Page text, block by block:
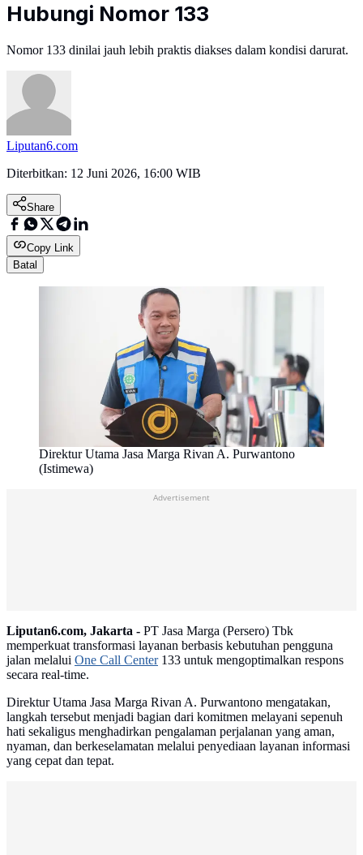
Hubungi Nomor 133
Nomor 133 dinilai jauh lebih praktis diakses dalam kondisi darurat.
Liputan6.com
Diterbitkan: 12 Juni 2026, 16:00 WIB
Share
Copy Link
Batal
Direktur Utama Jasa Marga Rivan A. Purwantono
(Istimewa)
Advertisement
Liputan6.com, Jakarta - PT Jasa Marga (Persero) Tbk
memperkuat transformasi layanan berbasis kebutuhan pengguna
jalan melalui One Call Center133 untuk mengoptimalkan respons
secara real-time.
Direktur Utama Jasa Marga Rivan A. Purwantono mengatakan,
langkah tersebut menjadi bagian dari komitmen melayani sepenuh
hati sekaligus menghadirkan pengalaman perjalanan yang aman,
nyaman, dan berkeselamatan melalui penyediaan layanan informasi
yang cepat dan tepat.